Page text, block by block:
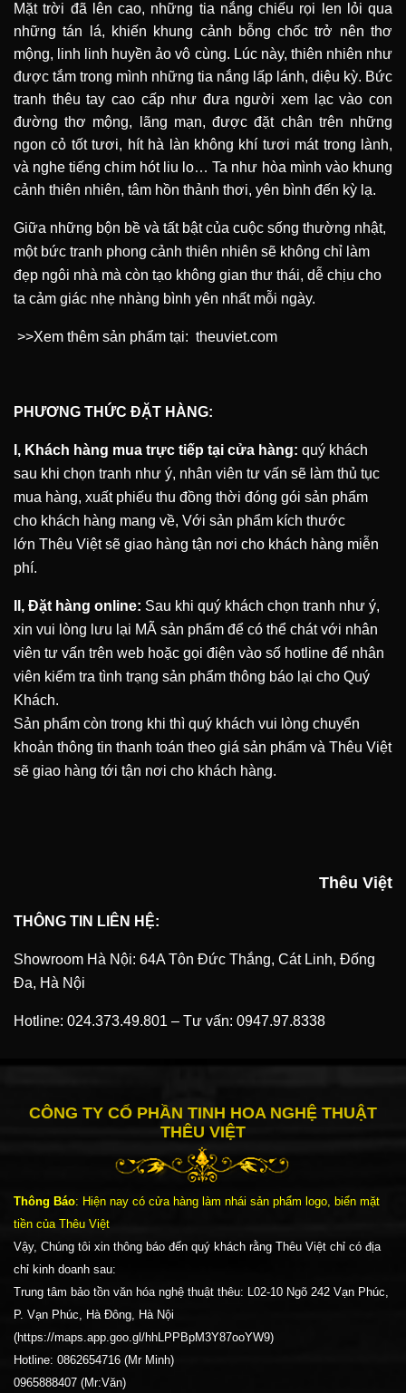
Mặt trời đã lên cao, những tia nắng chiếu rọi len lỏi qua
những tán lá, khiến khung cảnh bỗng chốc trở nên thơ
mộng, linh linh huyền ảo vô cùng. Lúc này, thiên nhiên như
được tắm trong mình những tia nắng lấp lánh, diệu kỳ. Bức
tranh thêu tay cao cấp như đưa người xem lạc vào con
đường thơ mộng, lãng mạn, được đặt chân trên những
ngon cỏ tốt tươi, hít hà làn không khí tươi mát trong lành,
và nghe tiếng chim hót liu lo… Ta như hòa mình vào khung
cảnh thiên nhiên, tâm hồn thảnh thơi, yên bình đến kỳ lạ.
Giữa những bộn bề và tất bật của cuộc sống thường nhật,
một bức tranh phong cảnh thiên nhiên sẽ không chỉ làm
đẹp ngôi nhà mà còn tạo không gian thư thái, dễ chịu cho
ta cảm giác nhẹ nhàng bình yên nhất mỗi ngày.
>>Xem thêm sản phẩm tại: theuviet.com
PHƯƠNG THỨC ĐẶT HÀNG:
I, Khách hàng mua trực tiếp tại cửa hàng: quý khách
sau khi chọn tranh như ý, nhân viên tư vấn sẽ làm thủ tục
mua hàng, xuất phiếu thu đồng thời đóng gói sản phẩm
cho khách hàng mang về, Với sản phẩm kích thước
lớn Thêu Việtsẽ giao hàng tận nơi cho khách hàng miễn
phí.
II, Đặt hàng online: Sau khi quý khách chọn tranh như ý,
xin vui lòng lưu lại MÃ sản phẩm để có thể chát với nhân
viên tư vấn trên web hoặc gọi điện vào số hotline để nhân
viên kiểm tra tình trạng sản phẩm thông báo lại cho Quý
Khách.
Sản phẩm còn trong khi thì quý khách vui lòng chuyển
khoản thông tin thanh toán theo giá sản phẩm và Thêu Việt
sẽ giao hàng tới tận nơi cho khách hàng.
Thêu Việt
THÔNG TIN LIÊN HỆ:
Showroom Hà Nội: 64A Tôn Đức Thắng, Cát Linh, Đống
Đa, Hà Nội
Hotline: 024.373.49.801 – Tư vấn: 0947.97.8338
CÔNG TY CỔ PHẦN TINH HOA NGHỆ THUẬT
THÊU VIỆT
Thông Báo: Hiện nay có cửa hàng làm nhái sản phẩm logo, biển mặt
tiền của Thêu Việt
Vậy, Chúng tôi xin thông báo đến quý khách rằng Thêu Việt chỉ có địa
chỉ kinh doanh sau:
Trung tâm bảo tồn văn hóa nghệ thuật thêu: L02-10 Ngõ 242 Vạn Phúc,
P. Vạn Phúc, Hà Đông, Hà Nội
(https://maps.app.goo.gl/hhLPPBpM3Y87ooYW9)
Hotline: 0862654716 (Mr Minh)
0965888407 (Mr:Văn)